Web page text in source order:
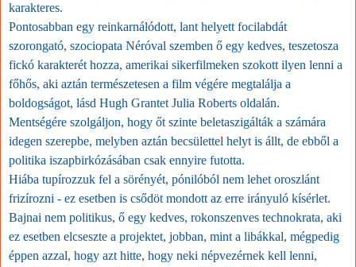
karakteres.
Pontosabban egy reinkarnálódott, lant helyett focilabdát
szorongató, szociopata Néróval szemben ő egy kedves, teszetosza
fickó karakterét hozza, amerikai sikerfilmeken szokott ilyen lenni a
főhős, aki aztán természetesen a film végére megtalálja a
boldogságot, lásd Hugh Grantet Julia Roberts oldalán.
Mentségére szolgáljon, hogy őt szinte beletaszigálták a számára
idegen szerepbe, melyben aztán becsülettel helyt is állt, de ebből a
politika iszapbirkózásában csak ennyire futotta.
Hiába tupírozzuk fel a sörényét, pónilóból nem lehet oroszlánt
frizírozni - ez esetben is csődöt mondott az erre irányuló kísérlet.
Bajnai nem politikus, ő egy kedves, rokonszenves technokrata, aki
ez esetben elcseszte a projektet, jobban, mint a libákkal, mégpedig
éppen azzal, hogy azt hitte, hogy neki népvezérnek kell lenni,